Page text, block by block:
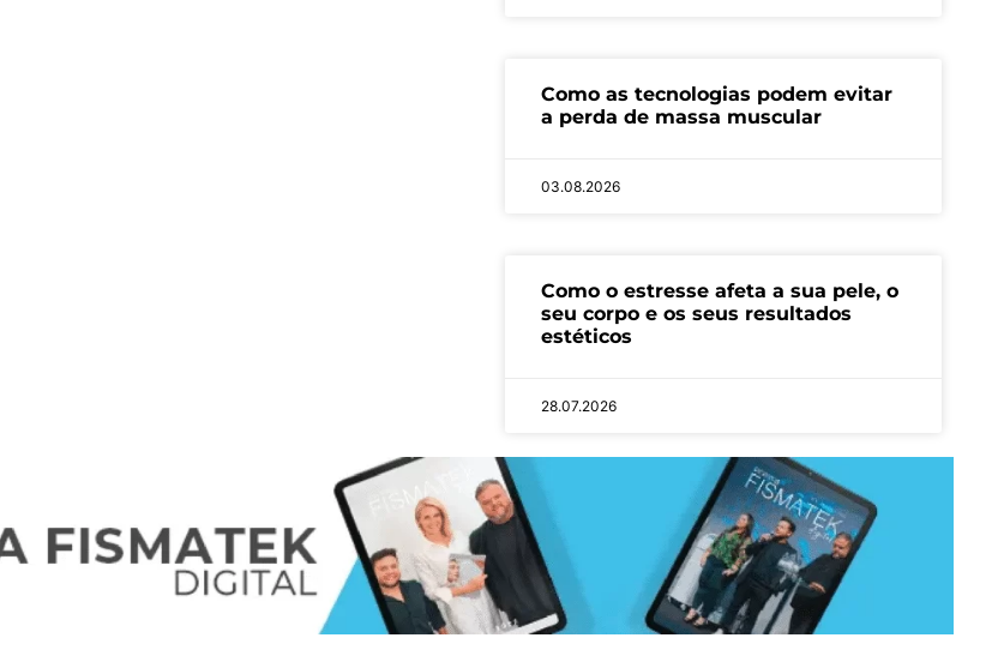
Como as tecnologias podem evitar
a perda de massa muscular
03.08.2026
Como o estresse afeta a sua pele, o
seu corpo e os seus resultados
estéticos
28.07.2026